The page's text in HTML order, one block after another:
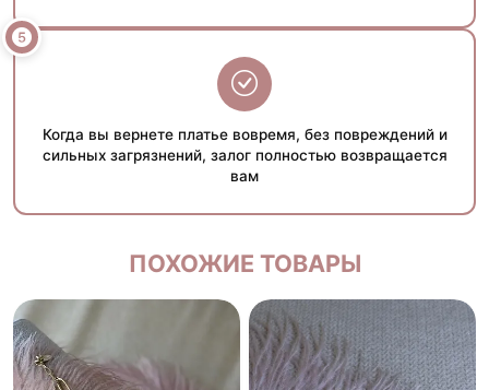
Когда вы вернете платье вовремя, без повреждений и
сильных загрязнений, залог полностью возвращается
вам
ПОХОЖИЕ ТОВАРЫ